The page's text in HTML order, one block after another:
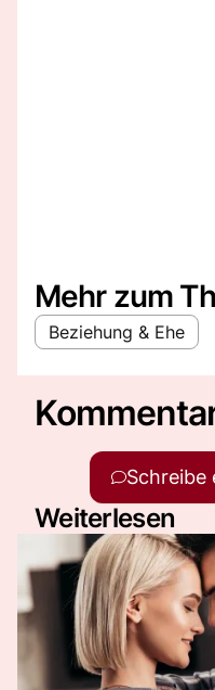
Mehr zum
Beziehung & Ehe
Schreibe
Weiterlesen